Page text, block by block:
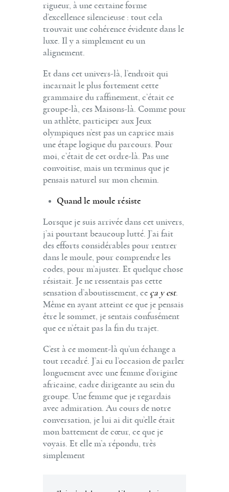
rigueur, à une certaine forme
d’excellence silencieuse : tout cela
trouvait une cohérence évidente dans le
luxe. Il y a simplement eu un
alignement.
Et dans cet univers-là, l’endroit qui
incarnait le plus fortement cette
grammaire du raffinement, c’était ce
groupe-là, ces Maisons-là. Comme pour
un athlète, participer aux Jeux
olympiques n’est pas un caprice mais
une étape logique du parcours. Pour
moi, c’était de cet ordre-là. Pas une
convoitise, mais un terminus que je
pensais naturel sur mon chemin.
Quand le moule résiste
Lorsque je suis arrivée dans cet univers,
j’ai pourtant beaucoup lutté. J’ai fait
des efforts considérables pour rentrer
dans le moule, pour comprendre les
codes, pour m’ajuster. Et quelque chose
résistait. Je ne ressentais pas cette
sensation d’aboutissement, ce ça y est.
Même en ayant atteint ce que je pensais
être le sommet, je sentais confusément
que ce n’était pas la fin du trajet.
C’est à ce moment-là qu’un échange a
tout recadré. J’ai eu l’occasion de parler
longuement avec une femme d’origine
africaine, cadre dirigeante au sein du
groupe. Une femme que je regardais
avec admiration. Au cours de notre
conversation, je lui ai dit qu’elle était
mon battement de cœur, ce que je
voyais. Et elle m’a répondu, très
simplement